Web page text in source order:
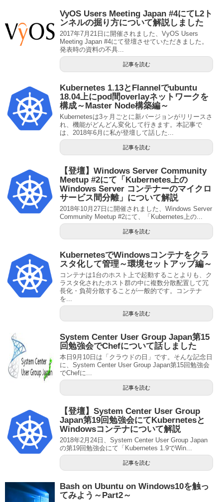
VyOS Users Meeting Japan #4にてL2ト
ンネルの掘り方について解説しました
2017年7月21日に開催されました、VyOS Users
Meeting Japan #4にて登壇させていただきました。
発表時の資料の不具...
記事を読む
Kubernetes 1.13とFlannelでubuntu
18.04上にpod間overlayネットワークを
構成～Master Node構築編～
Kubernetesは3ヶ月ごとに新バージョンがリリースさ
れ、機能がどんどん変化して行きます。本記事で
は、2018年6月に私が登壇して話した...
記事を読む
【登壇】Windows Server Community
Meetup #2にて「Kubernetes上の
Windows Server コンテナーのマイクロ
サービス間分離」について解説
2018年10月27日に開催されました、Windows Server
Community Meetup #2にて、「Kubernetes上の...
記事を読む
KubernetesでWindowsコンテナをクラ
スタ化して管理～環境セットアップ編～
コンテナは1台のホスト上で起動することよりも、ク
ラスタ化されたホスト群の中に複数分散配置して冗
長化・負荷分散することが一般的です。コンテナ
を...
記事を読む
System Center User Group Japan第15
回勉強会でChefについて話しました
本日9月10日は「クラウドの日」です。そんな記念日
に、System Center User Group Japan第15回勉強会
でChefに...
記事を読む
【登壇】System Center User Group
Japan第19回勉強会にてKubernetesと
Windowsコンテナについて解説
2018年2月24日、System Center User Group Japan
の第19回勉強会にて「Kubernetes 1.9でWin...
記事を読む
Bash on Ubuntu on Windows10を触っ
てみよう～Part2～